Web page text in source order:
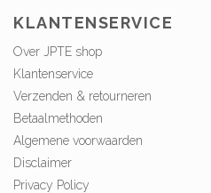
KLANTENSERVICE
Over JPTE shop
Klantenservice
Verzenden & retourneren
Betaalmethoden
Algemene voorwaarden
Disclaimer
Privacy Policy